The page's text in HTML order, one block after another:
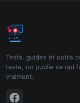
Tests, guides et outils
teste, on publie ce qui
vraiment.